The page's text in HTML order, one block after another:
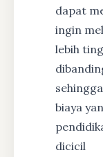
dapat
ingin
lebih
biaya
dicicil